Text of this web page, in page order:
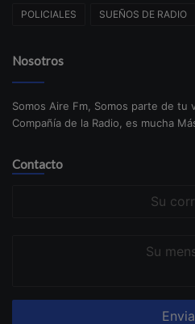
POLICIALES SUEÑOS DE RADIO
Nosotros
Somos Aire Fm, Somos parte de tu
Compañía de la Radio, es mucha
Contacto